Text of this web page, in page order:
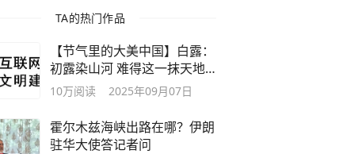
TA的热门作品
【节气里的大美中国】白露：
初露染山河 难得这一抹天地
颜色
10万阅读 2025年09月07日
霍尔木兹海峡出路在哪？伊朗
驻华大使答记者问